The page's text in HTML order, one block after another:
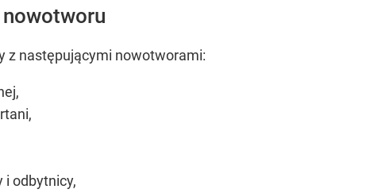
z następującymi nowotworami:
i odbytnicy,